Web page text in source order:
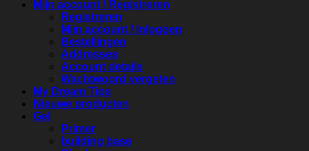
Mijn account / Registreren
Registreren
Mijn account / Inloggen
Bestellingen
Addresses
Account details
Wachtwoord vergeten
My Dream Tips
Nieuwe producten
Gel
Primer
building base